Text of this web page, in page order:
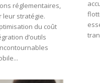
réglementaires,
leur stratégie.
du coût
d’outils